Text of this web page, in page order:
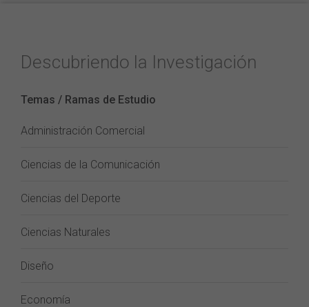
Descubriendo la Investigación
Temas / Ramas de Estudio
Administración Comercial
Ciencias de la Comunicación
Ciencias del Deporte
Ciencias Naturales
Diseño
Economía